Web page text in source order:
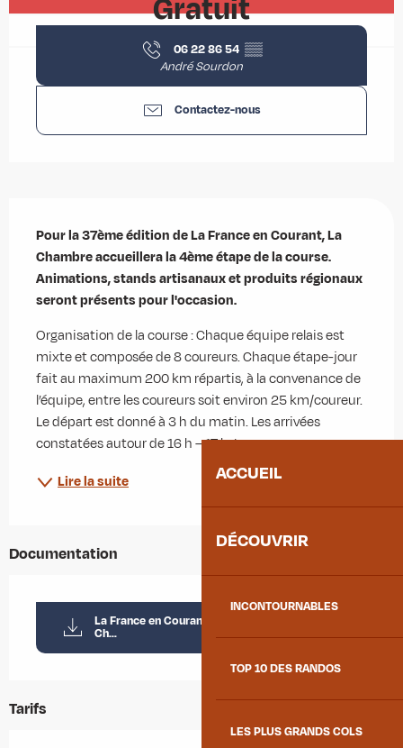
ACCUEIL
DÉCOUVRIR
INCONTOURNABLES
TOP 10 DES RANDOS
LES PLUS GRANDS COLS
Gratuit
06 22 86 54 ▒▒
André Sourdon
Contactez-nous
Pour la 37ème édition de La France en Courant, La
Chambre accueillera la 4ème étape de la course.
Animations, stands artisanaux et produits régionaux
seront présents pour l'occasion.
Organisation de la course : Chaque équipe relais est
mixte et composée de 8 coureurs. Chaque étape-jour
fait au maximum 200 km répartis, à la convenance de
l’équipe, entre les coureurs soit environ 25 km/coureur.
Le départ est donné à 3 h du matin. Les arrivées
constatées autour de 16 h – 17 h. La...
Lire la suite
Documentation
La France en Courant - Etape à La Chambre_La
Ch...
Tarifs